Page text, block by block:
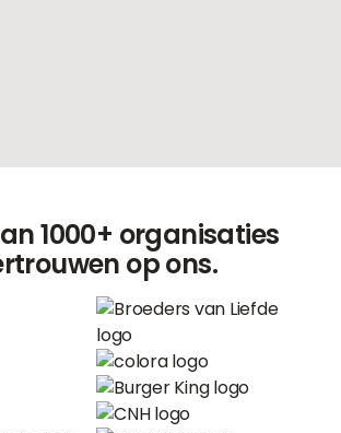
1000+ organisaties
op ons.